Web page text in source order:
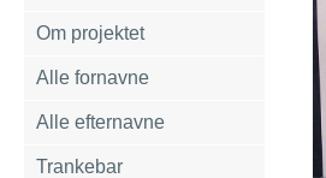
Om projektet
Alle fornavne
Alle efternavne
Trankebar